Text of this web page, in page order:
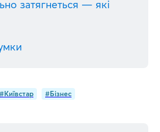
затягнеться — які
#Київстар #Бізнес